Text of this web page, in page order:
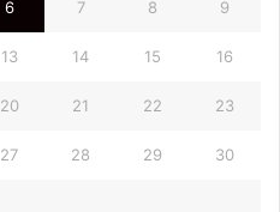
6 7 8 9
13 14 15 16
20 21 22 23
27 28 29 30